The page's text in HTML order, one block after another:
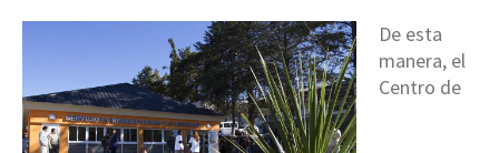
De esta
manera, el
Centro de